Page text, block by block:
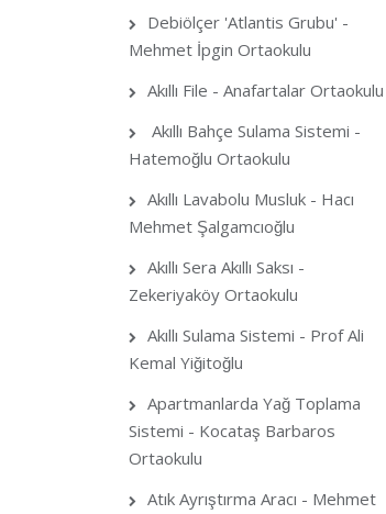
Debiölçer 'Atlantis Grubu' -
Mehmet İpgin Ortaokulu
Akıllı File - Anafartalar Ortaokulu
Akıllı Bahçe Sulama Sistemi -
Hatemoğlu Ortaokulu
Akıllı Lavabolu Musluk - Hacı
Mehmet Şalgamcıoğlu
Akıllı Sera Akıllı Saksı -
Zekeriyaköy Ortaokulu
Akıllı Sulama Sistemi - Prof Ali
Kemal Yiğitoğlu
Apartmanlarda Yağ Toplama
Sistemi - Kocataş Barbaros
Ortaokulu
Atık Ayrıştırma Aracı - Mehmet